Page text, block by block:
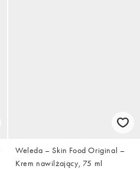
Weleda – Skin Food Original –
Krem nawilżający, 75 ml